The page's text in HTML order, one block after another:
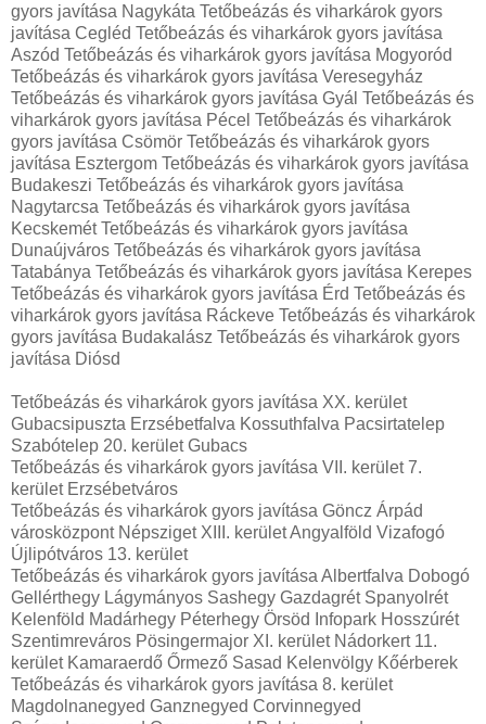
gyors javítása Nagykáta Tetőbeázás és viharkárok gyors
javítása Cegléd Tetőbeázás és viharkárok gyors javítása
Aszód Tetőbeázás és viharkárok gyors javítása Mogyoród
Tetőbeázás és viharkárok gyors javítása Veresegyház
Tetőbeázás és viharkárok gyors javítása Gyál Tetőbeázás és
viharkárok gyors javítása Pécel Tetőbeázás és viharkárok
gyors javítása Csömör Tetőbeázás és viharkárok gyors
javítása Esztergom Tetőbeázás és viharkárok gyors javítása
Budakeszi Tetőbeázás és viharkárok gyors javítása
Nagytarcsa Tetőbeázás és viharkárok gyors javítása
Kecskemét Tetőbeázás és viharkárok gyors javítása
Dunaújváros Tetőbeázás és viharkárok gyors javítása
Tatabánya Tetőbeázás és viharkárok gyors javítása Kerepes
Tetőbeázás és viharkárok gyors javítása Érd Tetőbeázás és
viharkárok gyors javítása Ráckeve Tetőbeázás és viharkárok
gyors javítása Budakalász Tetőbeázás és viharkárok gyors
javítása Diósd
Tetőbeázás és viharkárok gyors javítása XX. kerület
Gubacsipuszta Erzsébetfalva Kossuthfalva Pacsirtatelep
Szabótelep 20. kerület Gubacs
Tetőbeázás és viharkárok gyors javítása VII. kerület 7.
kerület Erzsébetváros
Tetőbeázás és viharkárok gyors javítása Göncz Árpád
városközpont Népsziget XIII. kerület Angyalföld Vizafogó
Újlipótváros 13. kerület
Tetőbeázás és viharkárok gyors javítása Albertfalva Dobogó
Gellérthegy Lágymányos Sashegy Gazdagrét Spanyolrét
Kelenföld Madárhegy Péterhegy Örsöd Infopark Hosszúrét
Szentimreváros Pösingermajor XI. kerület Nádorkert 11.
kerület Kamaraerdő Őrmező Sasad Kelenvölgy Kőérberek
Tetőbeázás és viharkárok gyors javítása 8. kerület
Magdolnanegyed Ganznegyed Corvinnegyed